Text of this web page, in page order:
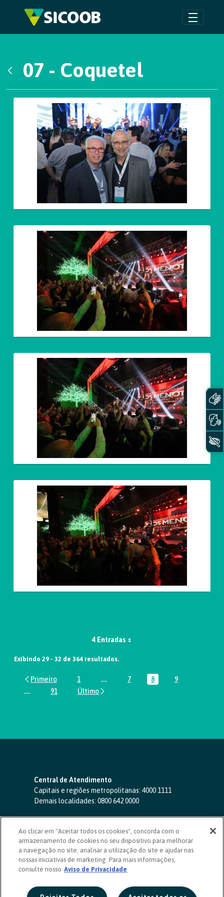
Pular para o Conteúdo principal
07 - Coquetel
Galeria de Mídias
4 Entradas
Exibindo 29 - 32 de 364 resultados.
Página
1 ...Páginas intermediárias Usar ABA
Página
7 Página
8 Página
9
...Páginas intermediárias Usar ABA para navegar.
Página
91
Central de Atendimento
Capitais e regiões metropolitanas: 4000 1111
Demais localidades: 0800 642 0000
SAC 24 horas-0800 724 4420
Ouvidoria
0800 725 0996
(de segunda a sexta, das 8h às 20h)
ouvidoriasicoob.com.br
Deficientes auditivos ou de fala
Ao clicar em "Aceitar todos os cookies", concorda com o
armazenamento de cookies no seu dispositivo para melhorar
a navegação no site, analisar a utilização do site e ajudar nas
nossas iniciativas de marketing. Para mais informações,
consulte nosso Aviso de Privacidade